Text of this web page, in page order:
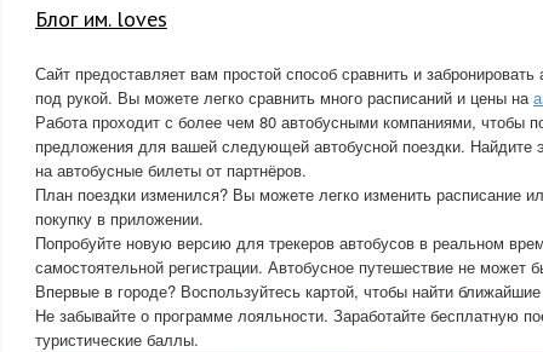
Блог им. loves
Сайт предоставляет вам простой способ сравнить и
под рукой. Вы можете легко сравнить много расписаний и цены на
Работа проходит с более чем 80 автобусными компаниями, чтобы
предложения для вашей следующей автобусной поездки. Найдите
на автобусные билеты от партнёров.
План поездки изменился? Вы можете легко изменить расписание
покупку в приложении.
Попробуйте новую версию для трекеров автобусов в реальном
самостоятельной регистрации. Автобусное путешествие не может
Впервые в городе? Воспользуйтесь картой, чтобы найти
Не забывайте о программе лояльности. Заработайте бесплатную
туристические баллы.